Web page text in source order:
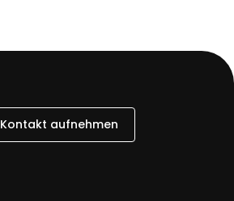
Kontakt aufnehmen